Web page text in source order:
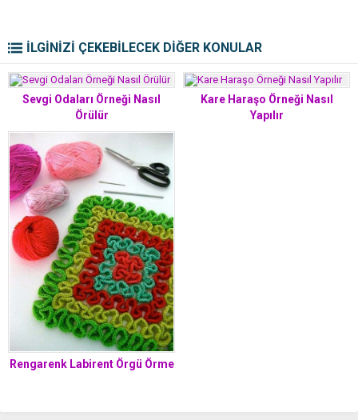
İLGİNİZİ ÇEKEBİLECEK DİĞER KONULAR
Sevgi Odaları Örneği Nasıl
Örülür
Kare Haraşo Örneği Nasıl
Yapılır
Rengarenk Labirent Örgü Örme